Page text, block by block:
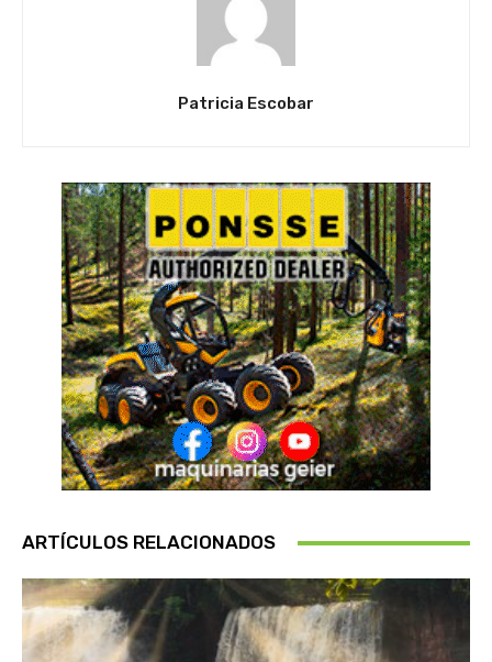
Patricia Escobar
ARTÍCULOS RELACIONADOS